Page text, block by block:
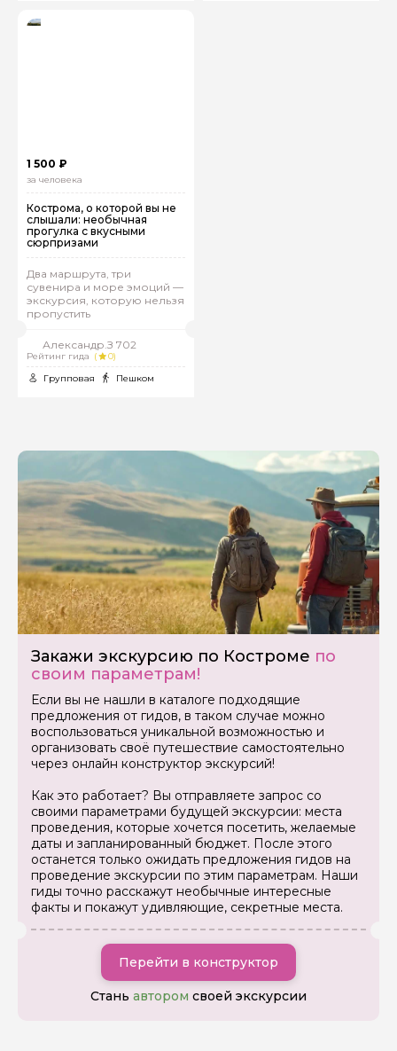
1 500 ₽
за человека
Кострома, о которой вы не
слышали: необычная
прогулка с вкусными
сюрпризами
Два маршрута, три
сувенира и море эмоций —
экскурсия, которую нельзя
пропустить
Александр.З 702
Рейтинг гида (
0)
Групповая
Пешком
Закажи экскурсию по Костроме по
своим параметрам!
Если вы не нашли в каталоге подходящие
предложения от гидов, в таком случае можно
воспользоваться уникальной возможностью и
организовать своё путешествие самостоятельно
через онлайн конструктор экскурсий!
Как это работает? Вы отправляете запрос со
своими параметрами будущей экскурсии: места
проведения, которые хочется посетить, желаемые
даты и запланированный бюджет. После этого
останется только ожидать предложения гидов на
проведение экскурсии по этим параметрам. Наши
гиды точно расскажут необычные интересные
факты и покажут удивляющие, секретные места.
Перейти в конструктор
Стань автором своей экскурсии
Задайте свой вопрос гиду
Как вас зовут
Ваша электронная почта
Ваш номер телефона
Вопросы и комментарии
Если у вас есть интересующие вопросы, можете их
задать
Я даю своё согласие на обработку персональных
Отправить